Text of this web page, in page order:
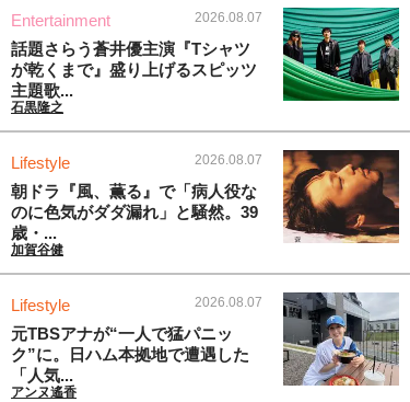
Entertainment 2026.08.07
話題さらう蒼井優主演『Tシャツ
が乾くまで』盛り上げるスピッツ
主題歌...
石黒隆之
Lifestyle 2026.08.07
朝ドラ『風、薫る』で「病人役な
のに色気がダダ漏れ」と騒然。39
歳・...
加賀谷健
Lifestyle 2026.08.07
元TBSアナが“一人で猛パニッ
ク”に。日ハム本拠地で遭遇した
「人気...
アンヌ遙香